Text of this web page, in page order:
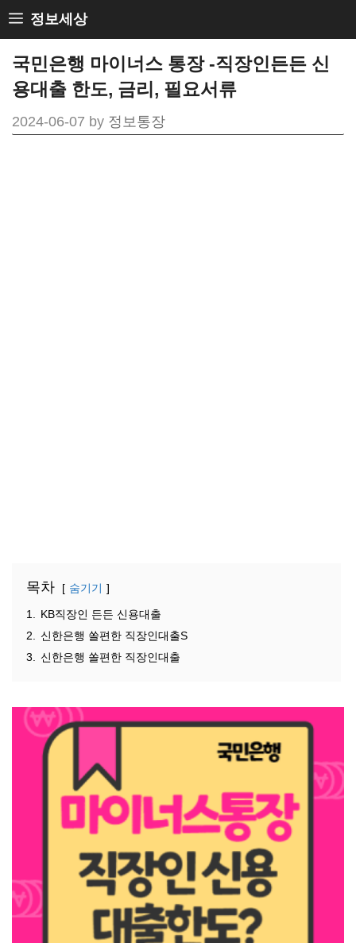
Skip
to
content
정보세상
국민은행 마이너스 통장 -직장인든든 신
용대출 한도, 금리, 필요서류
2024-06-07 by 정보통장
목차 숨기기
1.
KB직장인 든든 신용대출
2.
신한은행 쏠편한 직장인대출S
3.
신한은행 쏠편한 직장인대출